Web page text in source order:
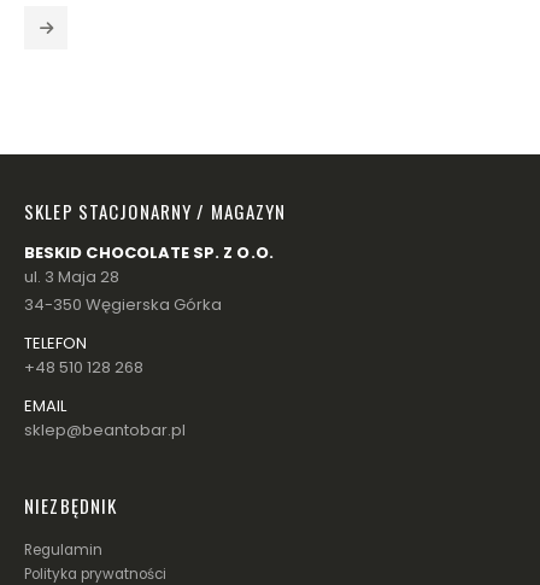
SKLEP STACJONARNY / MAGAZYN
BESKID CHOCOLATE SP. Z O.O.
ul. 3 Maja 28
34-350 Węgierska Górka
TELEFON
+48 510 128 268
EMAIL
sklep@beantobar.pl
NIEZBĘDNIK
Regulamin
Polityka prywatności